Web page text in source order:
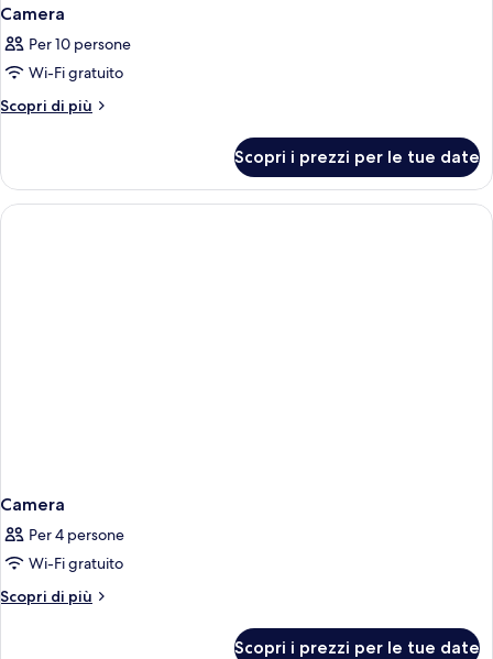
Camera
Per 10 persone
Wi-Fi gratuito
Scopri di più
Altri
Scopri i prezzi per le tue date
Camera
Per 4 persone
Wi-Fi gratuito
Scopri di più
Altri
Scopri i prezzi per le tue date